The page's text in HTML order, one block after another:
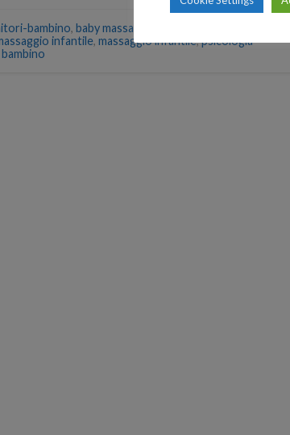
bambino, baby massage
infantile, massaggio infantile,psicologia